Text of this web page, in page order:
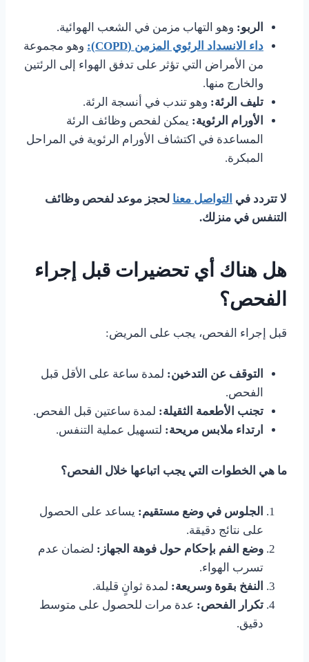
الربو: وهو التهاب مزمن في الشعب الهوائية.
داء الانسداد الرئوي المزمن (COPD):
وهو مجموعة
من الأمراض التي تؤثر على تدفق الهواء إلى الرئتين
والخارج منها.
تليف الرئة: وهو تندب في أنسجة الرئة.
الأورام الرئوية: يمكن لفحص وظائف الرئة
المساعدة في اكتشاف الأورام الرئوية في المراحل
المبكرة.
لا تتردد في التواصل معنا لحجز موعد لفحص وظائف
التنفس في منزلك.
هل هناك أي تحضيرات قبل إجراء
الفحص؟
قبل إجراء الفحص، يجب على المريض:
التوقف عن التدخين: لمدة ساعة على الأقل قبل
الفحص.
تجنب الأطعمة الثقيلة: لمدة ساعتين قبل الفحص.
ارتداء ملابس مريحة: لتسهيل عملية التنفس.
ما هي الخطوات التي يجب اتباعها خلال الفحص؟
الجلوس في وضع مستقيم: يساعد على الحصول
على نتائج دقيقة.
وضع الفم بإحكام حول فوهة الجهاز: لضمان عدم
تسرب الهواء.
النفخ بقوة وسريعة: لمدة ثوانٍ قليلة.
تكرار الفحص: عدة مرات للحصول على متوسط
دقيق.